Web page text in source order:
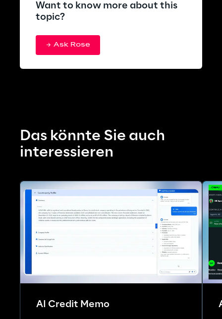
Want to know more about this
topic?
Ask Rose
Das könnte Sie auch
interessieren
AI Credit Memo